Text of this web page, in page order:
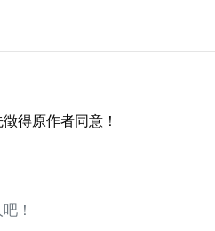
得原作者同意！
！